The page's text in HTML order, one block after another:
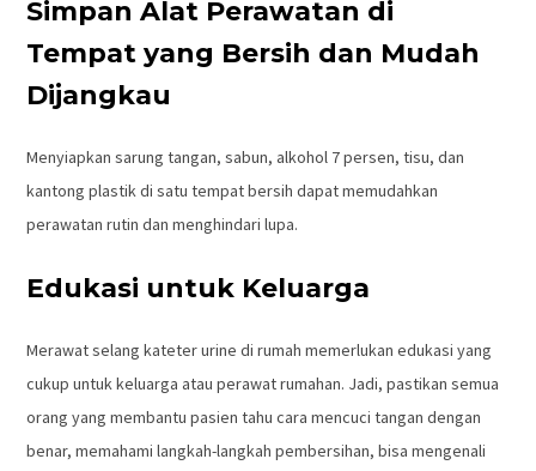
Simpan Alat Perawatan di
Tempat yang Bersih dan Mudah
Dijangkau
Menyiapkan sarung tangan, sabun, alkohol 7 persen, tisu, dan
kantong plastik di satu tempat bersih dapat memudahkan
perawatan rutin dan menghindari lupa.
Edukasi untuk Keluarga
Merawat selang kateter urine di rumah memerlukan edukasi yang
cukup untuk keluarga atau perawat rumahan. Jadi, pastikan semua
orang yang membantu pasien tahu cara mencuci tangan dengan
benar, memahami langkah-langkah pembersihan, bisa mengenali